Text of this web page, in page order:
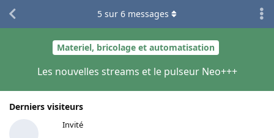
Materiel, bricolage et automatisation
Les nouvelles streams et le pulseur Neo+++
Derniers visiteurs
Invité
5 sur 6 messages